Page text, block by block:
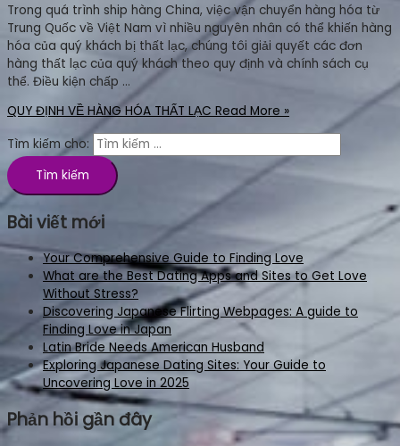
Trong quá trình ship hàng China, việc vận chuyển hàng hóa từ
Trung Quốc về Việt Nam vì nhiều nguyên nhân có thể khiến hàng
hóa của quý khách bị thất lạc, chúng tôi giải quyết các đơn
hàng thất lạc của quý khách theo quy định và chính sách cụ
thể. Điều kiện chấp …
QUY ĐỊNH VỀ HÀNG HÓA THẤT LẠC Read More »
Tìm kiếm cho:
Bài viết mới
Your Comprehensive Guide to Finding Love
What are the Best Dating Apps and Sites to Get Love
Without Stress?
Discovering Japanese Flirting Webpages: A guide to
Finding Love in Japan
Latin Bride Needs American Husband
Exploring Japanese Dating Sites: Your Guide to
Uncovering Love in 2025
Phản hồi gần đây